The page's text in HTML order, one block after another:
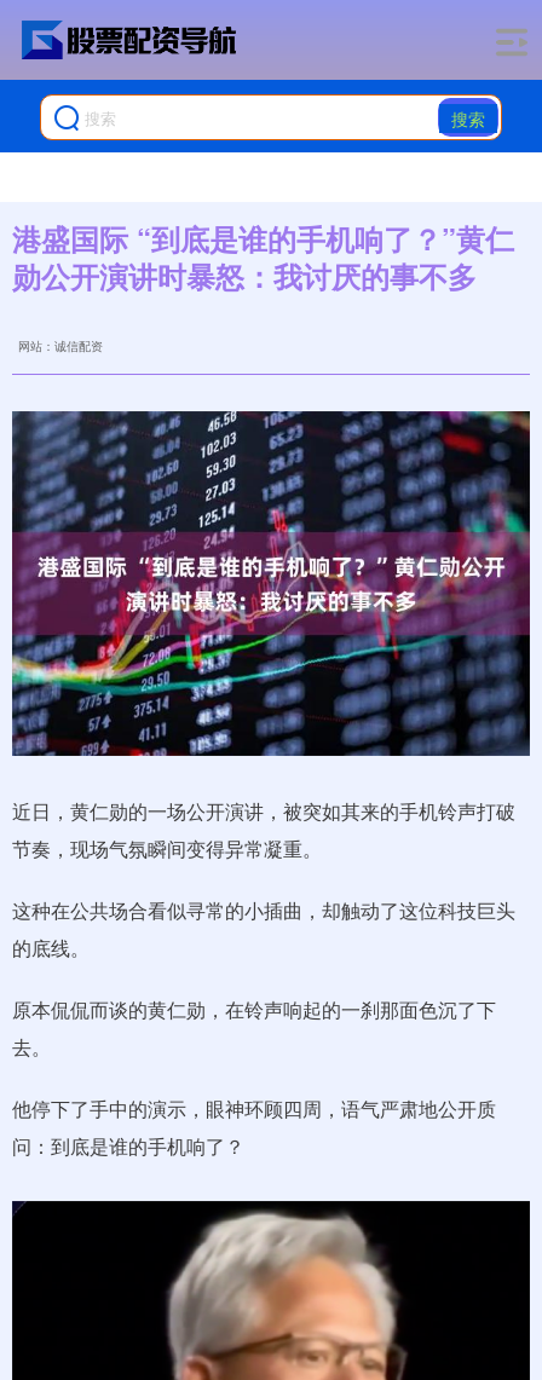
搜索
港盛国际 “到底是谁的手机响了？”黄仁
勋公开演讲时暴怒：我讨厌的事不多
网站：诚信配资
近日，黄仁勋的一场公开演讲，被突如其来的手机铃声打破
节奏，现场气氛瞬间变得异常凝重。
这种在公共场合看似寻常的小插曲，却触动了这位科技巨头
的底线。
原本侃侃而谈的黄仁勋，在铃声响起的一刹那面色沉了下
去。
他停下了手中的演示，眼神环顾四周，语气严肃地公开质
问：到底是谁的手机响了？